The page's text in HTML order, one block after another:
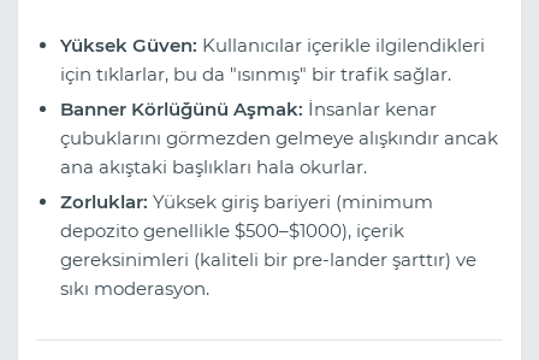
Yüksek Güven: Kullanıcılar içerikle ilgilendikleri
için tıklarlar, bu da "ısınmış" bir trafik sağlar.
Banner Körlüğünü Aşmak: İnsanlar kenar
çubuklarını görmezden gelmeye alışkındır ancak
ana akıştaki başlıkları hala okurlar.
Zorluklar: Yüksek giriş bariyeri (minimum
depozito genellikle $500–$1000), içerik
gereksinimleri (kaliteli bir pre-lander şarttır) ve
sıkı moderasyon.